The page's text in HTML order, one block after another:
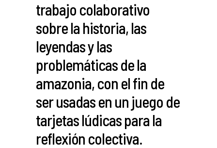
trabajo colaborativo
sobre la historia, las
leyendas y las
problemáticas de la
amazonia, con el fin de
ser usadas en un juego de
tarjetas lúdicas para la
reflexión colectiva.